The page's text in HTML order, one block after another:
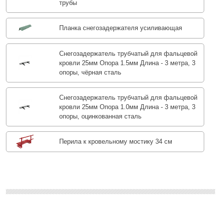
трубы
Планка снегозадержателя усиливающая
Снегозадержатель трубчатый для фальцевой
кровли 25мм Опора 1.5мм Длина - 3 метра, 3
опоры, чёрная сталь
Снегозадержатель трубчатый для фальцевой
кровли 25мм Опора 1.0мм Длина - 3 метра, 3
опоры, оцинкованная сталь
Перила к кровельному мостику 34 см